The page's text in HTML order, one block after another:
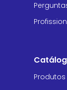
Produtos